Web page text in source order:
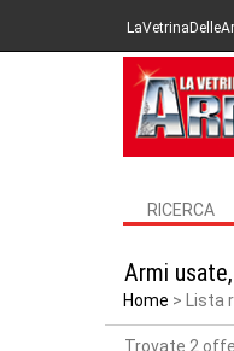
RICERCA
Armi
Home Lista
Trovate 2